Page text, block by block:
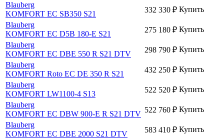
Blauberg
KOMFORT EC SB350 S21
332 330 ₽ Купить
Blauberg
KOMFORT EC D5B 180-Е S21
275 180 ₽ Купить
Blauberg
KOMFORT EC DBE 550 R S21 DTV
298 790 ₽ Купить
Blauberg
KOMFORT Roto EC DE 350 R S21
432 250 ₽ Купить
Blauberg
KOMFORT LW1100-4 S13
522 520 ₽ Купить
Blauberg
KOMFORT EC DBW 900-E R S21 DTV 522 760 ₽ Купить
Blauberg
KOMFORT EC DBE 2000 S21 DTV
583 410 ₽ Купить